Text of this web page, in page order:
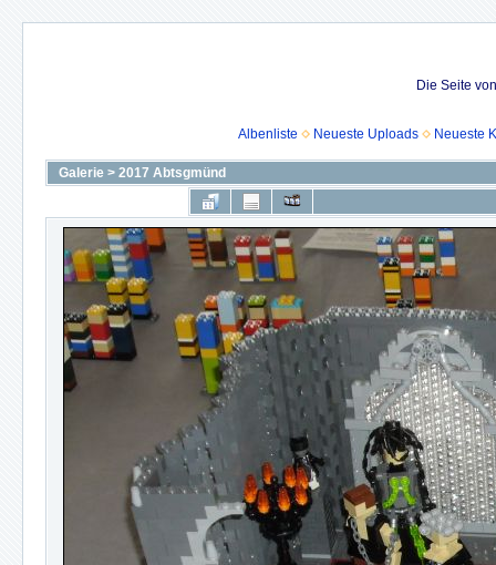
Die Seite
Albenliste Neueste Uploads Neueste
Galerie > 2017 Abtsgmünd